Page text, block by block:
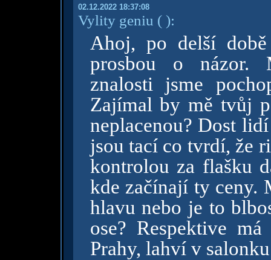
02.12.2022 18:37:08
Vylity geniu ( ):
Ahoj, po delší
prosbou o názor.
znalosti jsme
Zajímal by mě tvůj
neplacenou? Dost
jsou tací co tvrdí, že
kontrolou za flašku
kde začínají ty ceny.
hlavu nebo je to
ose? Respektive
Prahy, lahví v